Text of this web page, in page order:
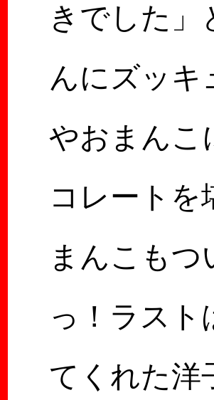
きでした」
んにズッキ
やおまんこ
コレートを
まんこも
っ！ラスト
てくれた洋